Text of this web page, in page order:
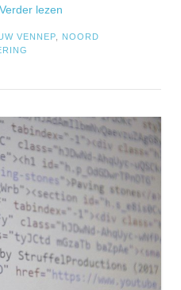
lezen
VENNEP
NOORD